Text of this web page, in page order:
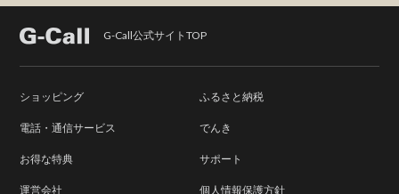
G-Call公式サイトTOP
ショッピング ふるさと納税
電話・通信サービス でんき
お得な特典 サポート
運営会社 個人情報保護方針